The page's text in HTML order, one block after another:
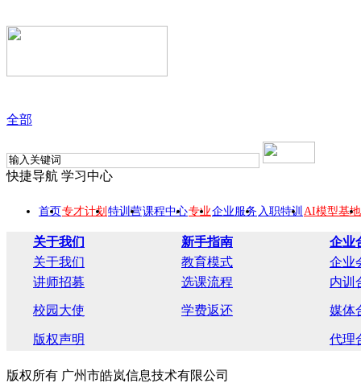
全部
快捷导航 学习中心
首页专才计划 特训营课程中心专业企业服务 入职特训 AI模型基地
关于我们 新手指南
企业
关于我们
教育模式
企业
讲师招募
选课流程 内训
校园大使 学费返还 媒体
版权声明 代理
版权所有 广州市皓岚信息技术有限公司